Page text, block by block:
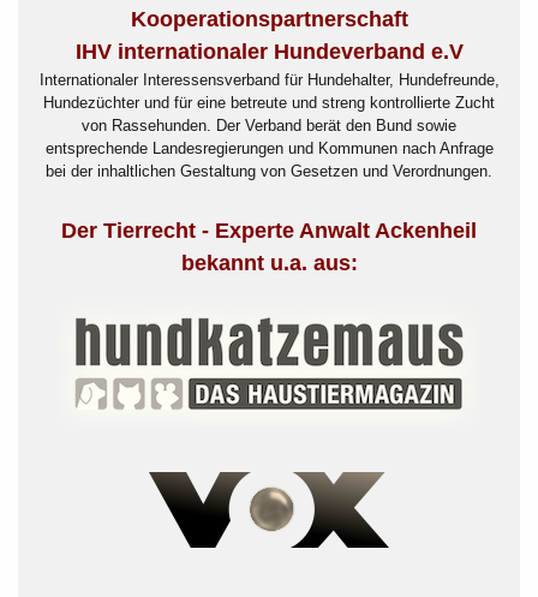
Kooperationspartnerschaft
IHV internationaler Hundeverband e.V
Internationaler Interessensverband für Hundehalter, Hundefreunde,
Hundezüchter und für eine betreute und streng kontrollierte Zucht
von Rassehunden. Der Verband berät den Bund sowie
entsprechende Landesregierungen und Kommunen nach Anfrage
bei der inhaltlichen Gestaltung von Gesetzen und Verordnungen.
Der Tierrecht - Experte Anwalt Ackenheil
bekannt u.a. aus: